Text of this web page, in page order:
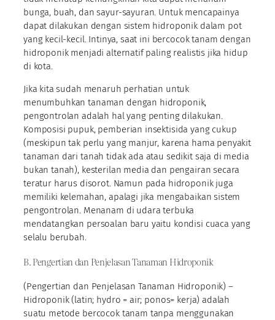
bunga, buah, dan sayur-sayuran. Untuk mencapainya
dapat dilakukan dengan sistem hidroponik dalam pot
yang kecil-kecil. Intinya, saat ini bercocok tanam dengan
hidroponik menjadi alternatif paling realistis jika hidup
di kota.
Jika kita sudah menaruh perhatian untuk
menumbuhkan tanaman dengan hidroponik,
pengontrolan adalah hal yang penting dilakukan.
Komposisi pupuk, pemberian insektisida yang cukup
(meskipun tak perlu yang manjur, karena hama penyakit
tanaman dari tanah tidak ada atau sedikit saja di media
bukan tanah), kesterilan media dan pengairan secara
teratur harus disorot. Namun pada hidroponik juga
memiliki kelemahan, apalagi jika mengabaikan sistem
pengontrolan. Menanam di udara terbuka
mendatangkan persoalan baru yaitu kondisi cuaca yang
selalu berubah.
B. Pengertian dan Penjelasan Tanaman Hidroponik
(Pengertian dan Penjelasan Tanaman Hidroponik) –
Hidroponik (latin; hydro = air; ponos= kerja) adalah
suatu metode bercocok tanam tanpa menggunakan